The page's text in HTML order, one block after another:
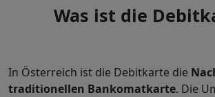
Was ist die
In Österreich ist die Debitkarte die
traditionellen Bankomatkarte. Die